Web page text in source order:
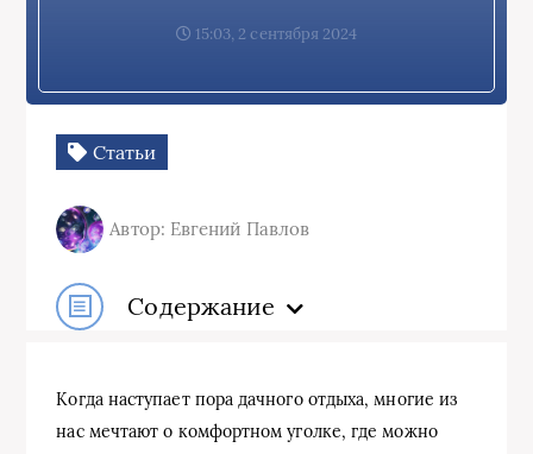
15:03, 2 сентября 2024
Статьи
Автор: Евгений Павлов
Содержание
Когда наступает пора дачного отдыха, многие из
нас мечтают о комфортном уголке, где можно